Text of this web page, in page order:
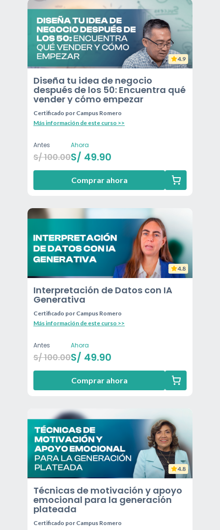
4.9
Diseña tu idea de negocio
después de los 50: Encuentra qué
vender y cómo empezar
Certificado por Campus Romero
Más información de este curso >>
Antes
S/100.00
Ahora
S/ 49.90
Comprar ahora
4.8
Interpretación de Datos con IA
Generativa
Certificado por Campus Romero
Más información de este curso >>
Antes
S/100.00
Ahora
S/ 49.90
Comprar ahora
4.8
Técnicas de motivación y apoyo
emocional para la generación
plateada
Certificado por Campus Romero